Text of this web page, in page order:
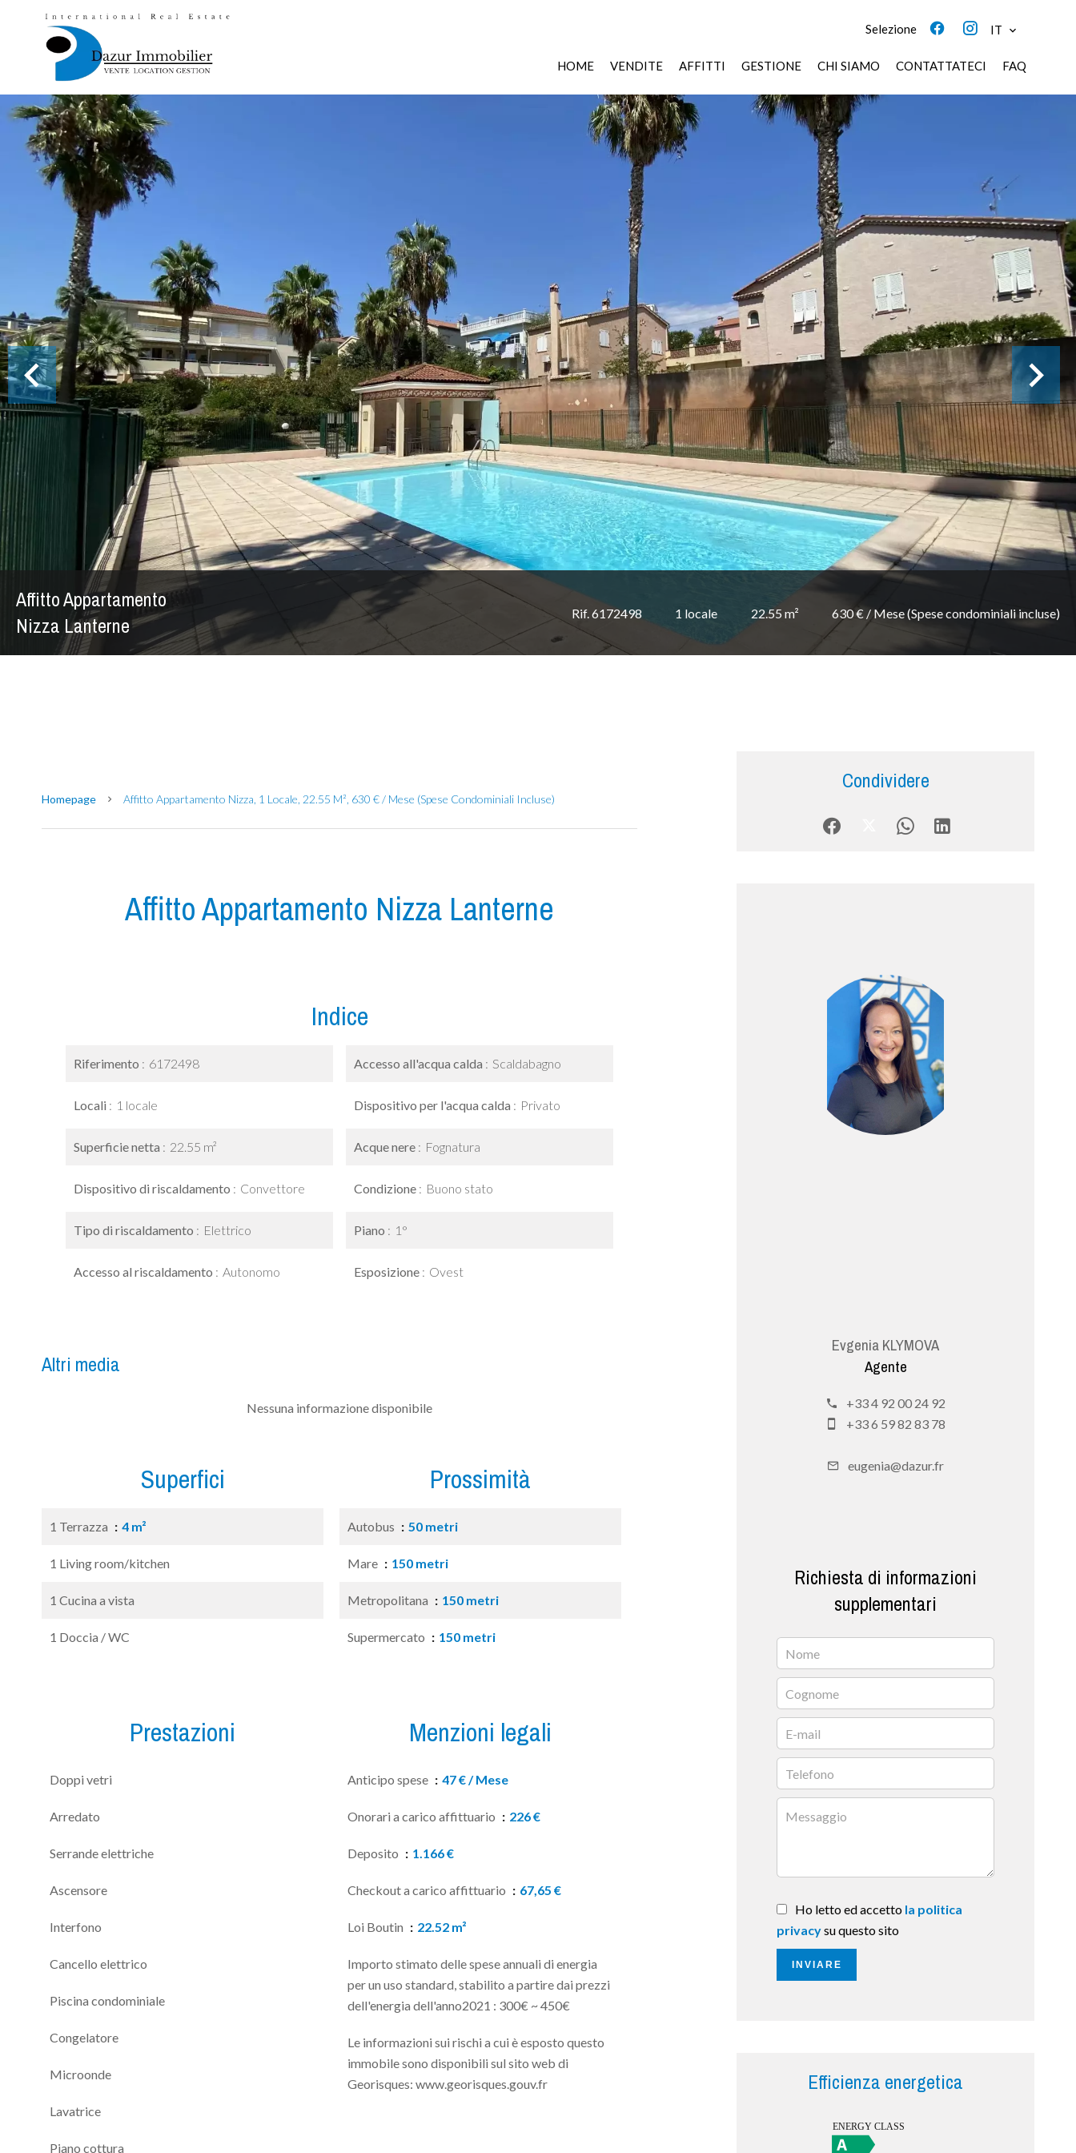
Selezione IT
HOME VENDITE AFFITTI GESTIONE CHI SIAMO CONTATTATECI FAQ
Affitto Appartamento
Nizza Lanterne
Rif. 6172498 1 locale 22.55 m² 630 € / Mese (Spese condominiali incluse)
Homepage Affitto Appartamento Nizza, 1 Locale, 22.55 M², 630 € / Mese (Spese Condominiali Incluse)
Affitto Appartamento Nizza Lanterne
Indice
Riferimento 6172498
Locali 1 locale
Superficie netta 22.55 m²
Dispositivo di riscaldamento Convettore
Tipo di riscaldamento Elettrico
Accesso al riscaldamento Autonomo
Accesso all'acqua calda Scaldabagno
Dispositivo per l'acqua calda Privato
Acque nere Fognatura
Condizione Buono stato
Piano 1°
Esposizione Ovest
Altri media
Nessuna informazione disponibile
Superfici
1 Terrazza 4 m²
1 Living room/kitchen
1 Cucina a vista
1 Doccia / WC
Prossimità
Autobus 50 metri
Mare 150 metri
Metropolitana 150 metri
Supermercato 150 metri
Prestazioni
Doppi vetri
Arredato
Serrande elettriche
Ascensore
Interfono
Cancello elettrico
Piscina condominiale
Congelatore
Microonde
Lavatrice
Piano cottura
Menzioni legali
Anticipo spese 47 € / Mese
Onorari a carico affittuario 226 €
Deposito 1.166 €
Checkout a carico affittuario 67,65 €
Loi Boutin 22.52 m²
Importo stimato delle spese annuali di energia
per un uso standard, stabilito a partire dai prezzi
dell'energia dell'anno2021 : 300€ ~ 450€
Le informazioni sui rischi a cui è esposto questo
immobile sono disponibili sul sito web di
Georisques: www.georisques.gouv.fr
Condividere
Evgenia KLYMOVA
Agente
+33 4 92 00 24 92
+33 6 59 82 83 78
eugenia@dazur.fr
Richiesta di informazioni
supplementari
Ho letto ed accetto la politica
privacysu questo sito
INVIARE
Efficienza energetica